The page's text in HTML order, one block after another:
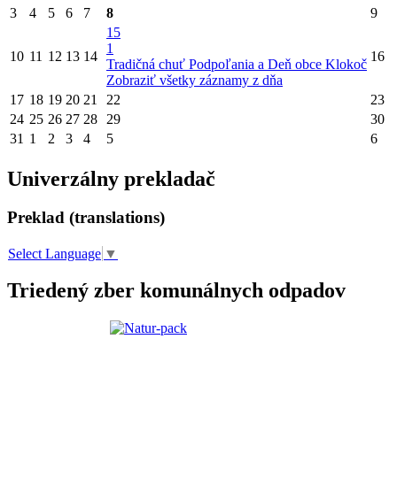
3
4 5 6 7 8 9
10 11 12 13 14
15
1
Tradičná chuť Podpoľania a Deň obce Klokoč
Zobraziť všetky záznamy z dňa
16
17 18 19 20 21 22
23
24 25 26 27 28 29
30
31 1 2 3 4 5 6
Univerzálny prekladač
Preklad (translations)
Select Language ▼
Triedený zber komunálnych odpadov